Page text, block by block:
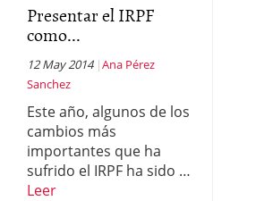
Presentar el IRPF
como...
12 May 2014 Ana Pérez
Sanchez
Este año, algunos de los
cambios más
importantes que ha
sufrido el IRPF ha sido …
Leer